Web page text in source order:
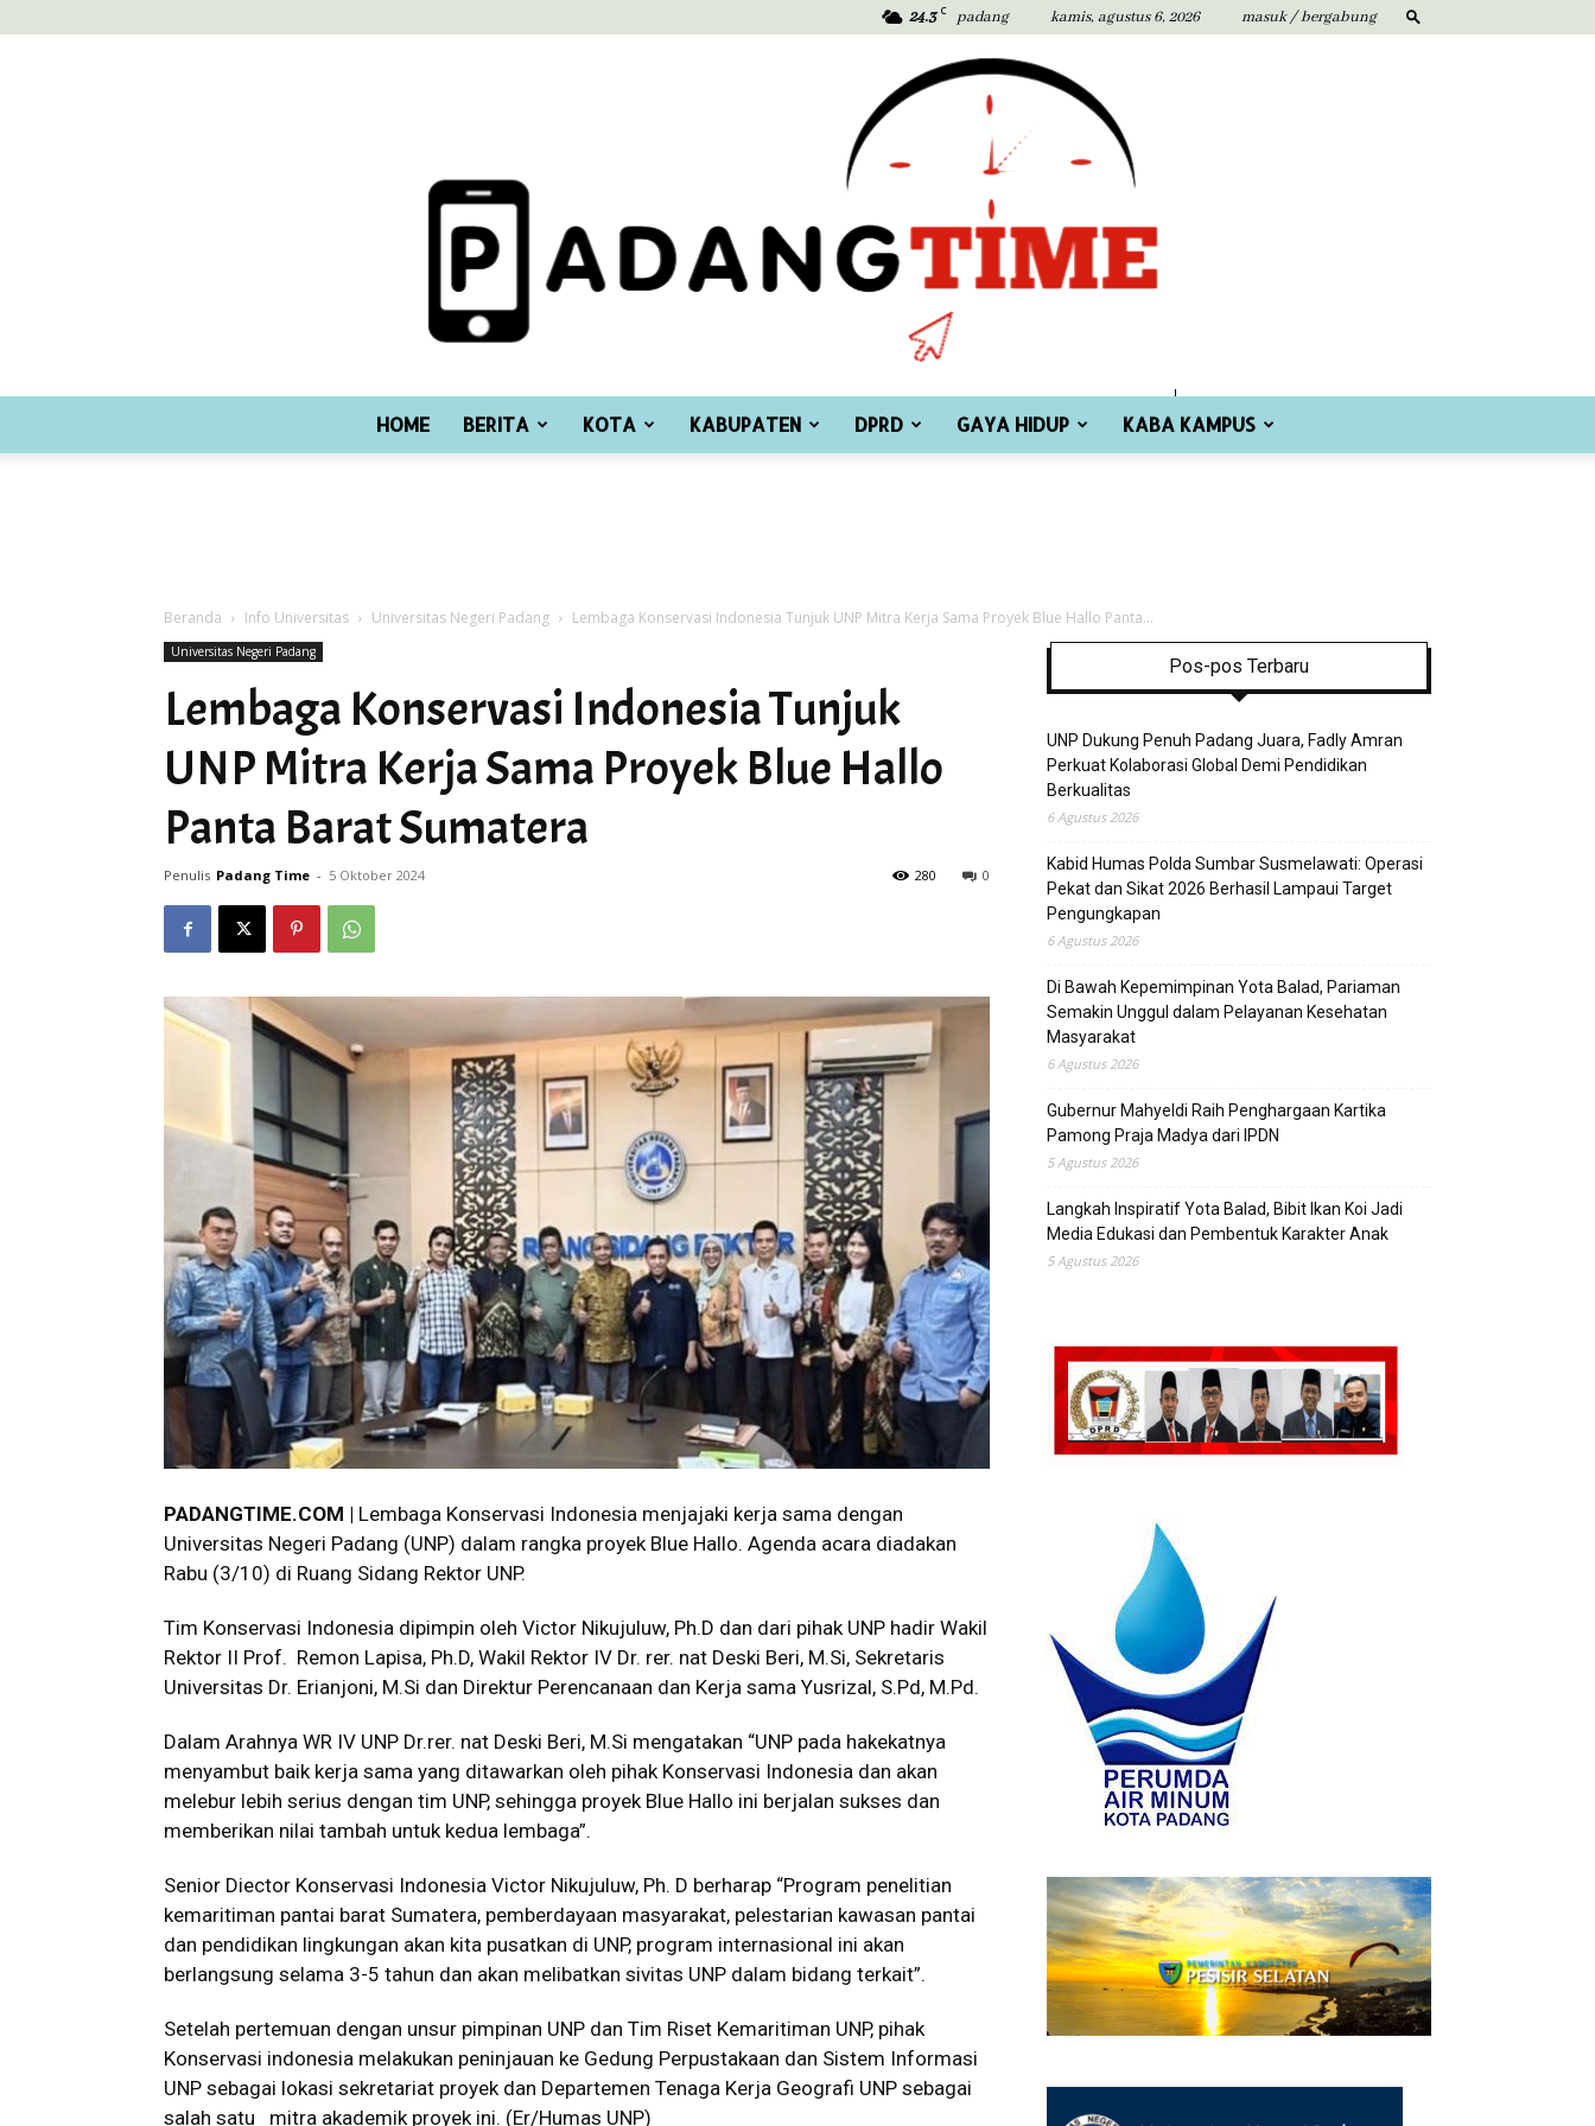
24.3 C padang kamis, agustus 6, 2026 masuk / bergabung
Time
HOME BERITA KOTA KABUPATEN DPRD GAYA HIDUP KABA KAMPUS
Beranda Info Universitas Universitas Negeri Padang Lembaga Konservasi Indonesia Tunjuk UNP Mitra Kerja Sama Proyek Blue Hallo Panta...
Universitas Negeri Padang
Lembaga Konservasi Indonesia Tunjuk
UNP Mitra Kerja Sama Proyek Blue Hallo
Panta Barat Sumatera
Penulis Padang Time - 5 Oktober 2024 0
280
PADANGTIME.COM | Lembaga Konservasi Indonesia menjajaki kerja sama dengan
Universitas Negeri Padang (UNP) dalam rangka proyek Blue Hallo. Agenda acara diadakan
Rabu (3/10) di Ruang Sidang Rektor UNP.
Tim Konservasi Indonesia dipimpin oleh Victor Nikujuluw, Ph.D dan dari pihak UNP hadir Wakil
Rektor II Prof. Remon Lapisa, Ph.D, Wakil Rektor IV Dr. rer. nat Deski Beri, M.Si, Sekretaris
Universitas Dr. Erianjoni, M.Si dan Direktur Perencanaan dan Kerja sama Yusrizal, S.Pd, M.Pd.
Dalam Arahnya WR IV UNP Dr.rer. nat Deski Beri, M.Si mengatakan “UNP pada hakekatnya
menyambut baik kerja sama yang ditawarkan oleh pihak Konservasi Indonesia dan akan
melebur lebih serius dengan tim UNP, sehingga proyek Blue Hallo ini berjalan sukses dan
memberikan nilai tambah untuk kedua lembaga”.
Senior Diector Konservasi Indonesia Victor Nikujuluw, Ph. D berharap “Program penelitian
kemaritiman pantai barat Sumatera, pemberdayaan masyarakat, pelestarian kawasan pantai
dan pendidikan lingkungan akan kita pusatkan di UNP, program internasional ini akan
berlangsung selama 3-5 tahun dan akan melibatkan sivitas UNP dalam bidang terkait”.
Setelah pertemuan dengan unsur pimpinan UNP dan Tim Riset Kemaritiman UNP, pihak
Konservasi indonesia melakukan peninjauan ke Gedung Perpustakaan dan Sistem Informasi
UNP sebagai lokasi sekretariat proyek dan Departemen Tenaga Kerja Geografi UNP sebagai
salah satu mitra akademik proyek ini. (Er/Humas UNP)
Pos-pos Terbaru
UNP Dukung Penuh Padang Juara, Fadly Amran
Perkuat Kolaborasi Global Demi Pendidikan
Berkualitas
6 Agustus 2026
Kabid Humas Polda Sumbar Susmelawati: Operasi
Pekat dan Sikat 2026 Berhasil Lampaui Target
Pengungkapan
6 Agustus 2026
Di Bawah Kepemimpinan Yota Balad, Pariaman
Semakin Unggul dalam Pelayanan Kesehatan
Masyarakat
6 Agustus 2026
Gubernur Mahyeldi Raih Penghargaan Kartika
Pamong Praja Madya dari IPDN
5 Agustus 2026
Langkah Inspiratif Yota Balad, Bibit Ikan Koi Jadi
Media Edukasi dan Pembentuk Karakter Anak
5 Agustus 2026